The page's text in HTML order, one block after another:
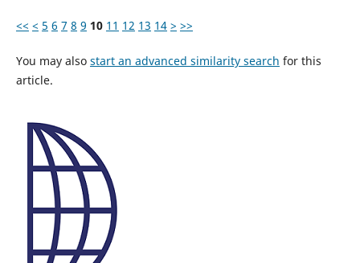
<< < 5 6 7 8 9 10 11 12 13 14 > >>
You may also start an advanced similarity search for this
article.